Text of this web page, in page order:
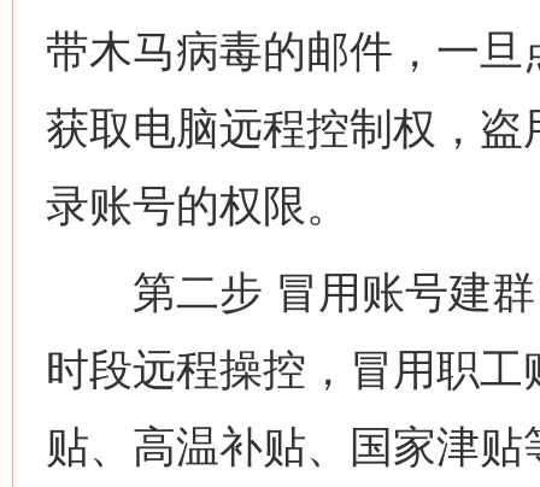
带木马病毒的邮件，一
获取电脑远程控制权，
录账号的权限。
第二步 冒用账号建群
时段远程操控，冒用职
贴、高温补贴、国家津